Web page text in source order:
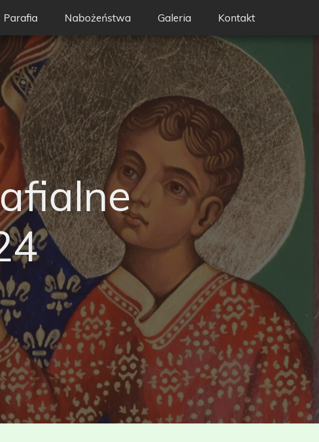
Parafia
Nasz Patron - Święty Wojciech
Duszpasterze
Wspólnoty
Ogłoszenia
Granice parafialne
Historia
Standardy ochrony dzieci
Nabożeństwa
Liturgia i nabożeństwa
Intencje mszalne
Sakramenty
Rekolekcje
Galeria Kontakt